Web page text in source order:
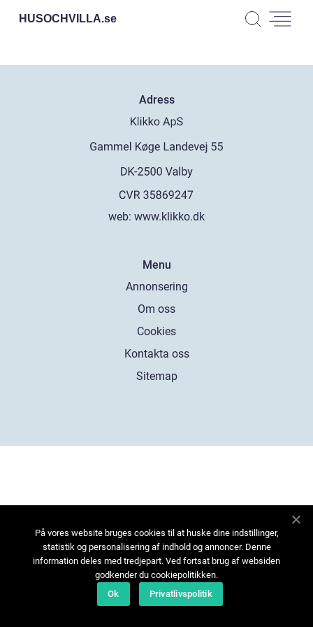
HUSOCHVILLA.se
Adress
web: www.klikko.dk
Menu
Annonsering
Om oss
Cookies
Kontakta oss
Sitemap
På vores website bruges cookies til at huske dine indstillinger,
statistik og personalisering af indhold og annoncer. Denne
information deles med tredjepart. Ved fortsat brug af websiden
godkender du cookiepolitikken.
Ok
Privatlivspolitik